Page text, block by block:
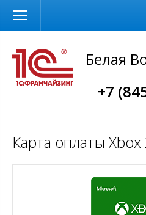
Размер шрифта
Белая
+7
Карта оплаты